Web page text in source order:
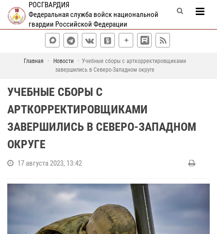
РОСГВАРДИЯ
Федеральная служба войск национальной
гвардии Российской Федерации
Главная Новости
Учебные сборы с арткорректировщиками
завершились в Северо-Западном округе
УЧЕБНЫЕ СБОРЫ С
АРТКОРРЕКТИРОВЩИКАМИ
ЗАВЕРШИЛИСЬ В СЕВЕРО-ЗАПАДНОМ
ОКРУГЕ
17 августа 2023, 13:42